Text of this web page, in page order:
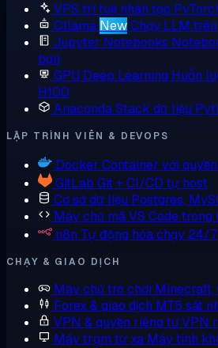
VPS trí tuệ nhân tạo
Ollama NewChạy LLM
Jupyter Notebooks
bạn
GPU Deep Learning Huấn
H100
AnacondaStack dữ liệu
LẬP TRÌNH VIÊN & DEVOPS
Docker Container với
GitLab Git + CI/CD tự host
Cơ sở dữ liệu Postgres,
Máy chủ mãVS Code
n8n Tự động hóa chạy 24/7
CHẠY & GIAO DỊCH
Máy chủ trò chơi Minecraft,
Forex & giao dịch MT5 sát
VPN & quyền riêng tưVPN
Máy trạm từ xa Máy tính